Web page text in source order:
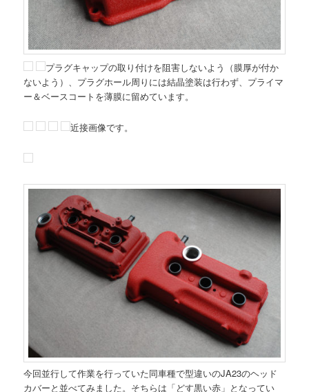
プラグキャップの取り付けを阻害しないよう（膜厚が付か
ないよう）、プラグホール周りには結晶塗装は行わず、プライマ
ー＆ベースコートを薄膜に留めています。
近接画像です。
今回並行して作業を行っていた同車種で型違いのJA23のヘッド
カバーと並べてみました。そちらは「どす黒い赤」となってい